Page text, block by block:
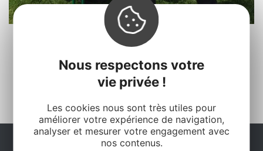
Nous respectons votre
vie privée !
Les cookies nous sont très utiles pour
améliorer votre expérience de navigation,
analyser et mesurer votre engagement avec
nos contenus.
3
Suiv. »